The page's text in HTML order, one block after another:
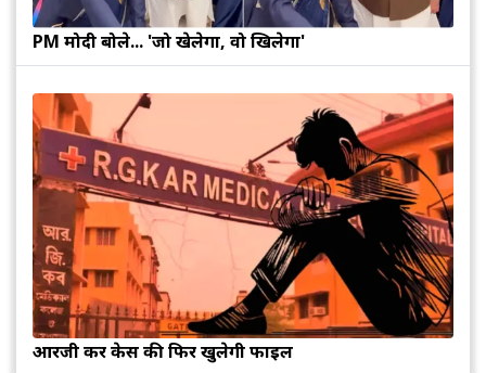
PM मोदी बोले... 'जो खेलेगा, वो खिलेगा'
आरजी कर केस की फिर खुलेगी फाइल